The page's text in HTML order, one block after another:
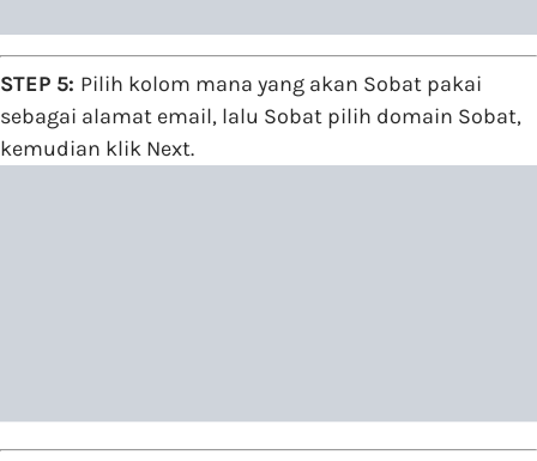
STEP 5: Pilih kolom mana yang akan Sobat pakai
sebagai alamat email, lalu Sobat pilih domain Sobat,
kemudian klik Next.